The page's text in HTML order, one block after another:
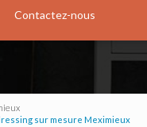
Contactez-nous
sur mesure Meximieux